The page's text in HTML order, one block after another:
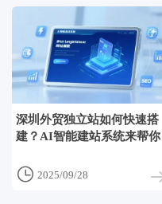
深圳外贸独立站如何快速搭
建？AI智能建站系统来帮你
 2025/09/28